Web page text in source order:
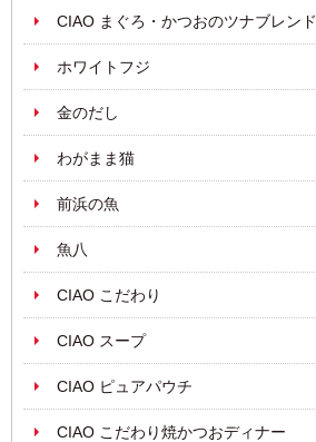
CIAO まぐろ・かつおのツナブレンド
ホワイトフジ
金のだし
わがまま猫
前浜の魚
魚八
CIAO こだわり
CIAO スープ
CIAO ピュアパウチ
CIAO こだわり焼かつおディナー